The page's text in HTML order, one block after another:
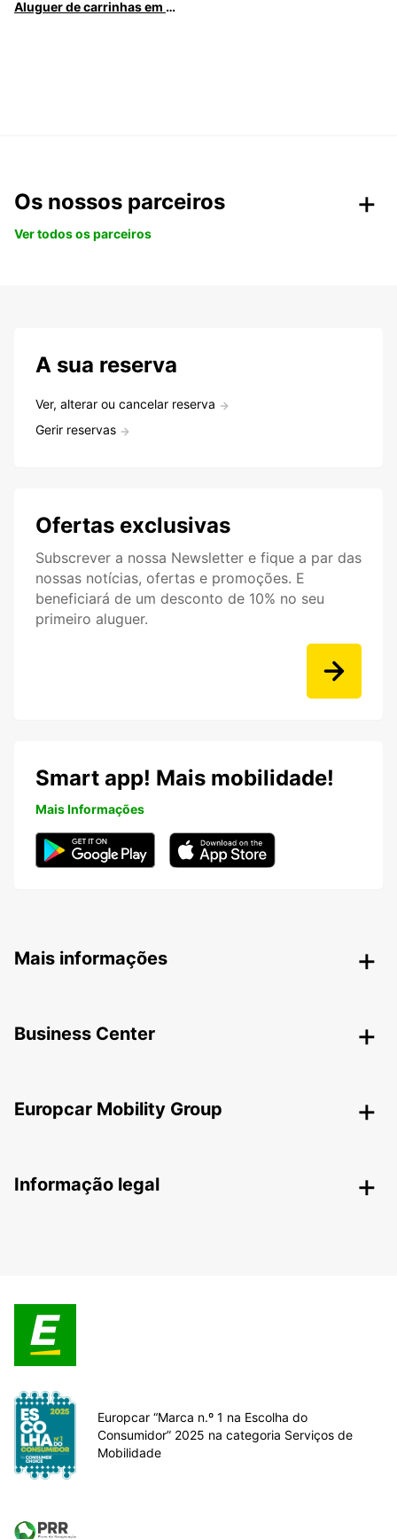
Aluguer de carrinhas em Caldas da Rainha
Os nossos parceiros
Ver todos os parceiros
A sua reserva
Ver, alterar ou cancelar reserva
Gerir reservas
Ofertas exclusivas
Subscrever a nossa Newsletter e fique a par das
nossas notícias, ofertas e promoções. E
beneficiará de um desconto de 10% no seu
primeiro aluguer.
Smart app! Mais mobilidade!
Mais Informações
Mais informações
Business Center
Europcar Mobility Group
Informação legal
Europcar “Marca n.º 1 na Escolha do
Consumidor” 2025 na categoria Serviços de
Mobilidade